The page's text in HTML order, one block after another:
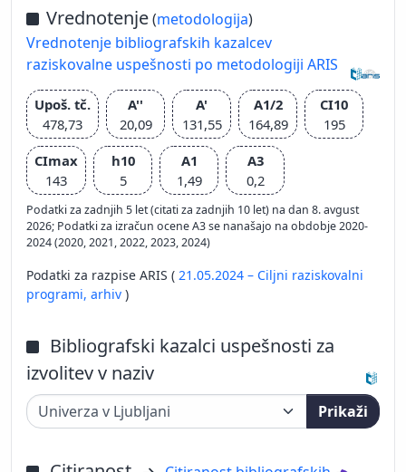
Vrednotenje(metodologija)
Vrednotenje bibliografskih kazalcev
raziskovalne uspešnosti po metodologiji ARIS
Upoš. tč.
478,73
A''
20,09
A'
131,55
A1/2
164,89
CI10
195
CImax
143
h10
5
A1
1,49
A3
0,2
Podatki za zadnjih 5 let (citati za zadnjih 10 let) na dan 8. avgust
2026; Podatki za izračun ocene A3 se nanašajo na obdobje 2020-
2024 (2020, 2021, 2022, 2023, 2024)
Podatki za razpise ARIS ( 21.05.2024 – Ciljni raziskovalni
programi, arhiv )
Bibliografski kazalci uspešnosti za
izvolitev v naziv
Prikaži